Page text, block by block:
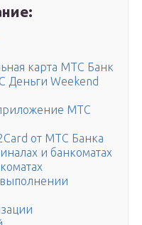
карта МТС Банк
Деньги Weekend
МТС
от МТС Банка
и банкоматах